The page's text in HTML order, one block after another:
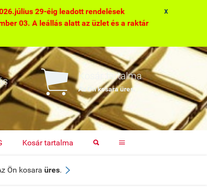
29-éig leadott rendelések
03. A leállás alatt az üzlet és a raktár
X
 Kosár tartalma
Az Ön kosaraüres
Kosár tartalma  
Ön kosara üres. 